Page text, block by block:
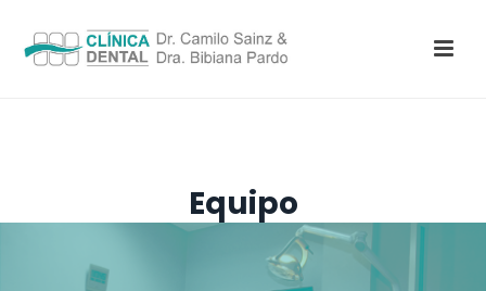
Equipo